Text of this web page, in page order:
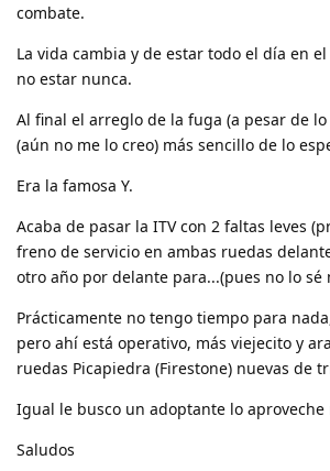
combate.
La vida cambia y de estar todo el día en
no estar nunca.
Al final el arreglo de la fuga (a pesar de
(aún no me lo creo) más sencillo de lo
Era la famosa Y.
Acaba de pasar la ITV con 2 faltas leves
freno de servicio en ambas ruedas
otro año por delante para...(pues no lo sé
Prácticamente no tengo tiempo para
pero ahí está operativo, más viejecito y
ruedas Picapiedra (Firestone) nuevas de
Igual le busco un adoptante lo aproveche
Saludos